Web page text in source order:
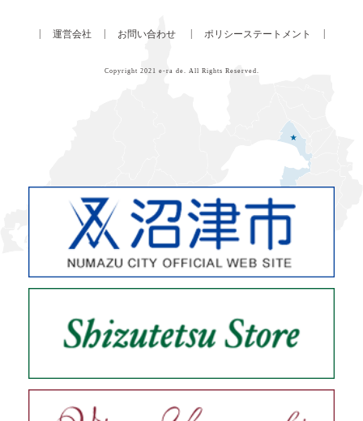
運営会社 お問い合わせ ポリシーステートメント
Copyright 2021 e-ra de. All Rights Reserved.